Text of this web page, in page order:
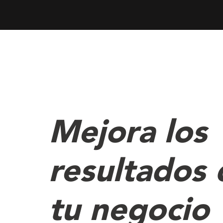
Mejora los
resultados
tu negocio